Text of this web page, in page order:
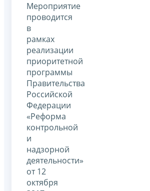
Мероприятие
проводится
в
рамках
реализации
приоритетной
программы
Правительства
Российской
Федерации
«Реформа
контрольной
и
надзорной
деятельности»
от 12
октября